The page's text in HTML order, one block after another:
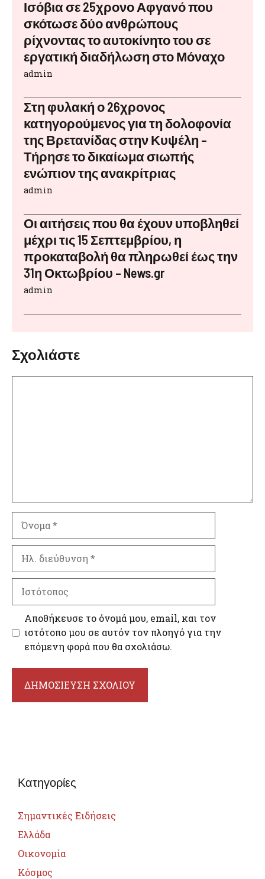
Ισόβια σε 25χρονο Αφγανό που
σκότωσε δύο ανθρώπους
ρίχνοντας το αυτοκίνητο του σε
εργατική διαδήλωση στο Μόναχο
admin
Στη φυλακή ο 26χρονος
κατηγορούμενος για τη δολοφονία
της Βρετανίδας στην Κυψέλη –
Τήρησε το δικαίωμα σιωπής
ενώπιον της ανακρίτριας
admin
Οι αιτήσεις που θα έχουν υποβληθεί
μέχρι τις 15 Σεπτεμβρίου, η
προκαταβολή θα πληρωθεί έως την
31η Οκτωβρίου – News.gr
admin
Σχολιάστε
διεύθυνση
Αποθήκευσε το όνομά μου, email, και τον
ιστότοπο μου σε αυτόν τον πλοηγό για την
επόμενη φορά που θα σχολιάσω.
Κατηγορίες
Σημαντικές Ειδήσεις
Ελλάδα
Οικονομία
Κόσμος